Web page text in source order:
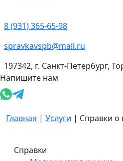
8 (931) 365-65-98
spravkavspb@mail.ru
197342, г. Санкт-Петербург,
Напишите нам
Главная | Услуги | Справки о
Справки